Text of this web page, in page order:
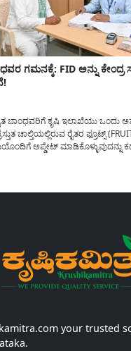
ಗಮನಕ್ಕೆ: FID ಅನ್ನು
ಬಾಂಧವರಿಗೆ ಕೃಷಿ ಇಲಾಖೆಯು ಒಂದು
ಚಾಲ್ತಿಯಲ್ಲಿರುವ ರೈತರ ಫ್ರೂಟ್ಸ್
ಅಪ್ಡೇಟ್ ಮಾಡಿಕೊಳ್ಳುವುದನ್ನು
your trusted